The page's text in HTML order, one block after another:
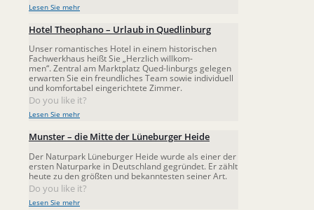
Lesen Sie mehr
Hotel Theophano – Urlaub in Quedlinburg
Unser romantisches Ho­tel in einem histori­schen
Fachwerkhaus heißt Sie „Herzlich willkom­
men“. Zentral am Marktplatz Qued-linburgs gelegen
erwarten Sie ein freundliches Team sowie individuell
und komfortabel eingerichtete Zimmer.
Do you like it?
Lesen Sie mehr
Munster – die Mitte der Lüneburger Heide
Der Naturpark Lüneburger Heide wurde als einer der
ersten Naturparke in Deutschland gegründet. Er zählt
heute zu den größten und bekanntesten seiner Art.
Do you like it?
Lesen Sie mehr